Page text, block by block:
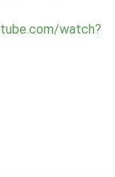
watch?